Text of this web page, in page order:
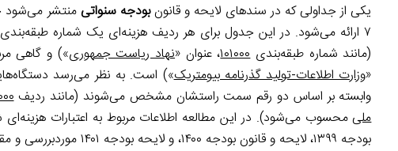
یکی از جداولی که در سندهای لایحه و قانونبودجه سنواتیمنتشر می‌شود
۷ ارائه می‌شود. در این جدول برای هر ردیف هزینه‌ای یک شماره
(مانند شماره طبقه‌بندی۱۰۱۰۰۰، عنوان «نهاد ریاست جمهوری») و گاهی
«وزارت اطلاعات-تولید گذرنامه بیومتریک») است. به نظر می‌رسد
وابسته بر اساس دو رقم سمت راستشان مشخص می‌شوند (مانند ردیف
ملی محسوب می‌شود). در این مطالعه اطلاعات مربوط به اعتبارات هزینه‌ای
بودجه ۱۳۹۹، لایحه و قانون بودجه ۱۴۰۰، و لایحه بودجه ۱۴۰۱ موردبررسی و مقایسه قرارگرفته است. عنوان جداول استفاده‌شده به‌صورت زیر بوده‌اند: